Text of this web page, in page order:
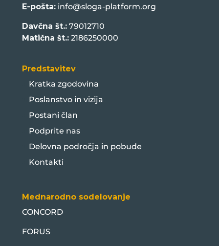
E-pošta: info@sloga-platform.org
Davčna št.:79012710
Matična št.:2186250000
Predstavitev
Kratka zgodovina
Poslanstvo in vizija
Postani član
Podprite nas
Delovna področja in pobude
Kontakti
Mednarodno sodelovanje
CONCORD
FORUS